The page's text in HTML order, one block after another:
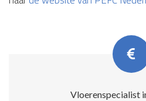
Vloerenspecialist